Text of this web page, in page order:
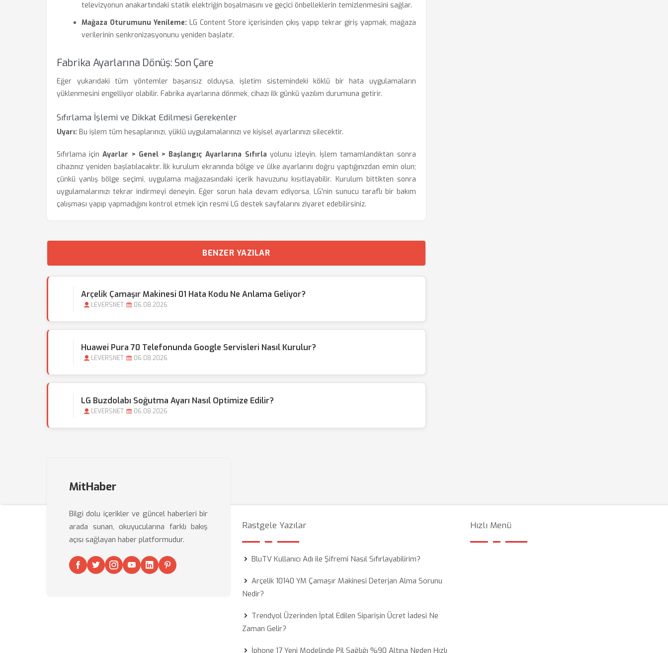
televizyonun anakartındaki statik elektriğin boşalmasını ve geçici önbelleklerin temizlenmesini sağlar.
Mağaza Oturumunu Yenileme: LG Content Store içerisinden çıkış yapıp tekrar giriş yapmak, mağaza
verilerinin senkronizasyonunu yeniden başlatır.
Fabrika Ayarlarına Dönüş: Son Çare
Eğer yukarıdaki tüm yöntemler başarısız olduysa, işletim sistemindeki köklü bir hata uygulamaların
yüklenmesini engelliyor olabilir. Fabrika ayarlarına dönmek, cihazı ilk günkü yazılım durumuna getirir.
Sıfırlama İşlemi ve Dikkat Edilmesi Gerekenler
Uyarı: Bu işlem tüm hesaplarınızı, yüklü uygulamalarınızı ve kişisel ayarlarınızı silecektir.
Sıfırlama içinAyarlar > Genel > Başlangıç Ayarlarına Sıfırla yolunu izleyin. İşlem tamamlandıktan sonra
cihazınız yeniden başlatılacaktır. İlk kurulum ekranında bölge ve ülke ayarlarını doğru yaptığınızdan emin olun;
çünkü yanlış bölge seçimi, uygulama mağazasındaki içerik havuzunu kısıtlayabilir. Kurulum bittikten sonra
uygulamalarınızı tekrar indirmeyi deneyin. Eğer sorun hala devam ediyorsa, LG'nin sunucu taraflı bir bakım
çalışması yapıp yapmadığını kontrol etmek için resmi LG destek sayfalarını ziyaret edebilirsiniz.
BENZER YAZILAR
Arçelik Çamaşır Makinesi 01 Hata Kodu Ne Anlama Geliyor?
LEVERSNET 06.08.2026
Huawei Pura 70 Telefonunda Google Servisleri Nasıl Kurulur?
LEVERSNET 06.08.2026
LG Buzdolabı Soğutma Ayarı Nasıl Optimize Edilir?
LEVERSNET 06.08.2026
MitHaber
Bilgi dolu içerikler ve güncel haberleri bir
arada sunan, okuyucularına farklı bakış
açısı sağlayan haber platformudur.
Rastgele Yazılar
BluTV Kullanıcı Adı ile Şifremi Nasıl Sıfırlayabilirim?
Arçelik 10140 YM Çamaşır Makinesi Deterjan Alma Sorunu
Nedir?
Trendyol Üzerinden İptal Edilen Siparişin Ücret İadesi Ne
Zaman Gelir?
İphone 17 Yeni Modelinde Pil Sağlığı %90 Altına Neden Hızlı
Hızlı Menü